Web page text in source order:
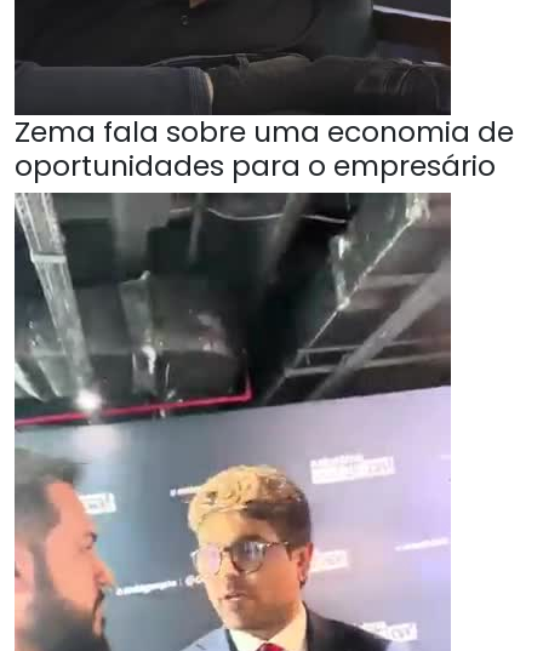
Zema fala sobre uma economia de
oportunidades para o empresário